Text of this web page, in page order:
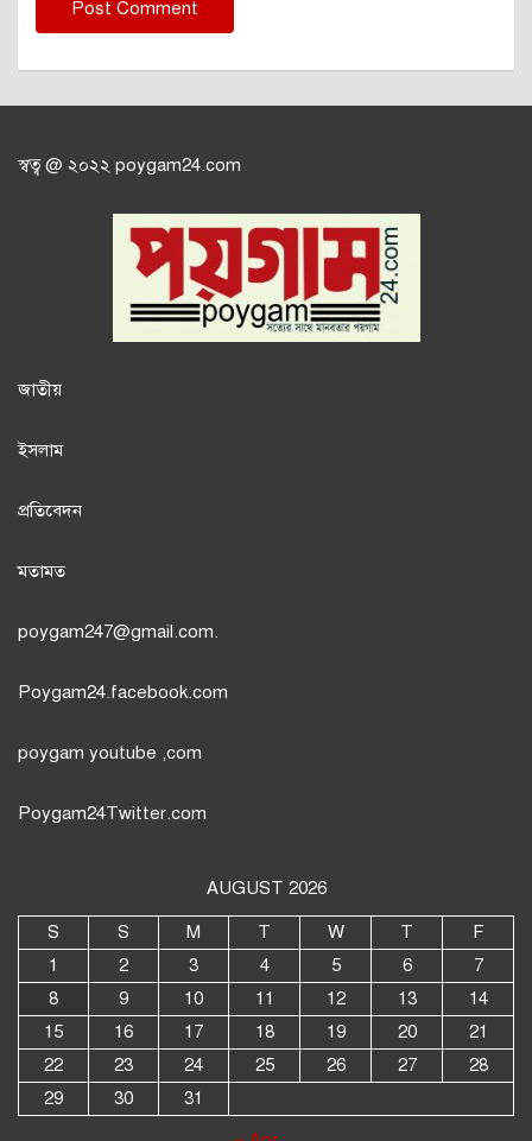
স্বত্ব @ ২০২২ poygam24.com
জাতীয়
ইসলাম
প্রতিবেদন
মতামত
poygam247@gmail.com.
Poygam24.facebook.com
poygam youtube ,com
Poygam24Twitter.com
AUGUST 2026
S S M T W T
F
1
2 3 4 5 6
7
8
9 10 11 12 13
14
15
16 17 18 19 20
21
22
23 24 25 26 27
28
29
30
31